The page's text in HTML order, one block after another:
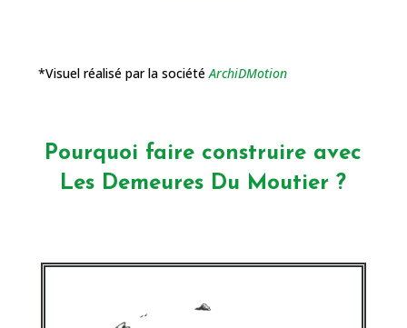
*Visuel réalisé par la sociétéArchiDMotion
Pourquoi faire construire avec
Les Demeures Du Moutier ?